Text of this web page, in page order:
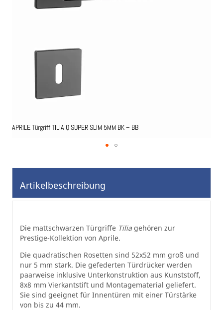
APRILE Türgriff TILIA Q SUPER SLIM 5MM BK – BB
Anfang
Bildgalerie
springen
Artikelbeschreibung
Die mattschwarzen Türgriffe Tilia gehören zur
Prestige-Kollektion von Aprile.
Die quadratischen Rosetten sind 52x52 mm groß und
nur 5 mm stark. Die gefederten Türdrücker werden
paarweise inklusive Unterkonstruktion aus Kunststoff,
8x8 mm Vierkantstift und Montagematerial geliefert.
Sie sind geeignet für Innentüren mit einer Türstärke
von bis zu 44 mm.